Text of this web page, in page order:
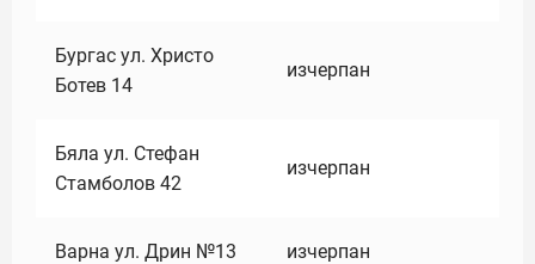
Бургас ул. Христо
Ботев 14
изчерпан
Бяла ул. Стефан
Стамболов 42
изчерпан
Варна ул. Дрин №13 изчерпан